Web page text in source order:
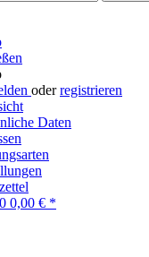
oderregistrieren
Daten
0 0,00 € *